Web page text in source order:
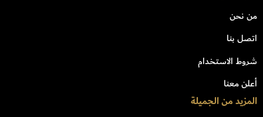
من نحن
اتصل بنا
شروط الاستخدام
أعلن معنا
المزيد من الجميلة